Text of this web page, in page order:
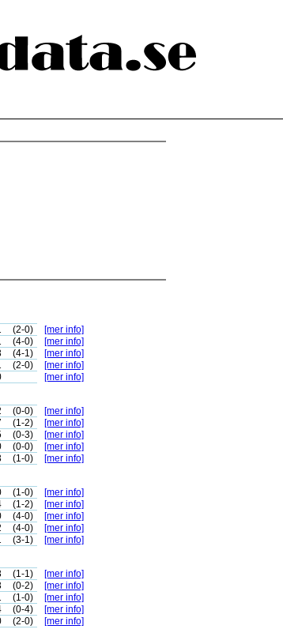
(2-0)
[mer info]
(4-0)
[mer info]
(4-1)
[mer info]
(2-0)
[mer info]
[mer info]
(0-0)
[mer info]
(1-2)
[mer info]
(0-3)
[mer info]
(0-0)
[mer info]
(1-0) [mer info]
(1-0)
[mer info]
(1-2)
[mer info]
(4-0)
[mer info]
(4-0)
[mer info]
(3-1) [mer info]
(1-1)
[mer info]
(0-2)
[mer info]
(1-0)
[mer info]
(0-4)
[mer info]
(2-0) [mer info]